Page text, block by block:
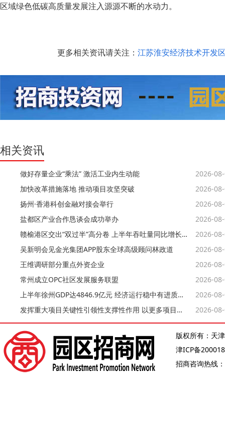
区域绿色低碳高质量发展注入源源不断的水动力。
更多相关资讯请关注： 江苏淮安经济技术开发
相关资讯
做好存量企业“乘法” 激活工业内生动能
2026-
加快改革措施落地 推动项目攻坚突破
2026-
扬州·香港科创金融对接会举行
2026-
盐都区产业合作恳谈会成功举办
2026-
赣榆港区交出“双过半”高分卷 上半年吞吐量同比增长约8%
2026-
吴新明会见金光集团APP股东全球高级顾问林政道
2026-
王维调研部分重点外资企业
2026-
常州成立OPC社区发展服务联盟
2026-
上半年徐州GDP达4846.9亿元 经济运行稳中有进质效持续提升
2026-
发挥重大项目关键性引领性支撑性作用 以更多项目实物量支撑经济大市挑大梁
2026-
版权所有：天
津ICP备
招商咨询热线：